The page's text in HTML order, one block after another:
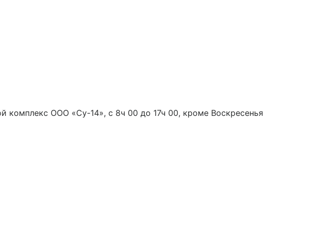
комплекс ООО «Су-14», с 8ч 00 до 17ч 00, кроме Воскресенья